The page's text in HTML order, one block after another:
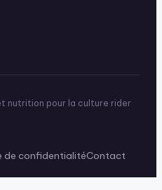
nutrition pour la culture rider
de confidentialitéContact